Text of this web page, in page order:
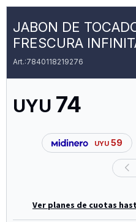
JABON DE
FRESCURA
7840118219276
UYU 74
UYU 59
Ver planes de cuotas